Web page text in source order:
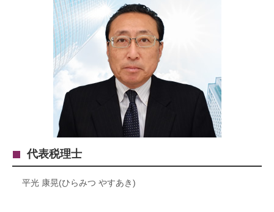
代表税理士
平光 康晃(ひらみつ やすあき)